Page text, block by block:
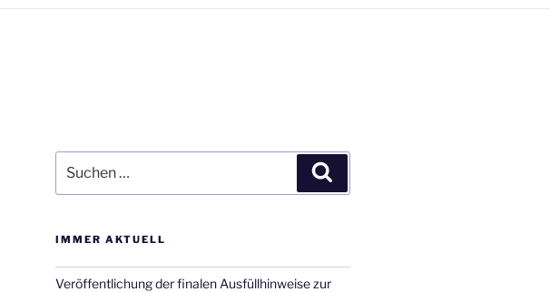
nach:
IMMER AKTUELL
Veröffentlichung der finalen Ausfüllhinweise zur